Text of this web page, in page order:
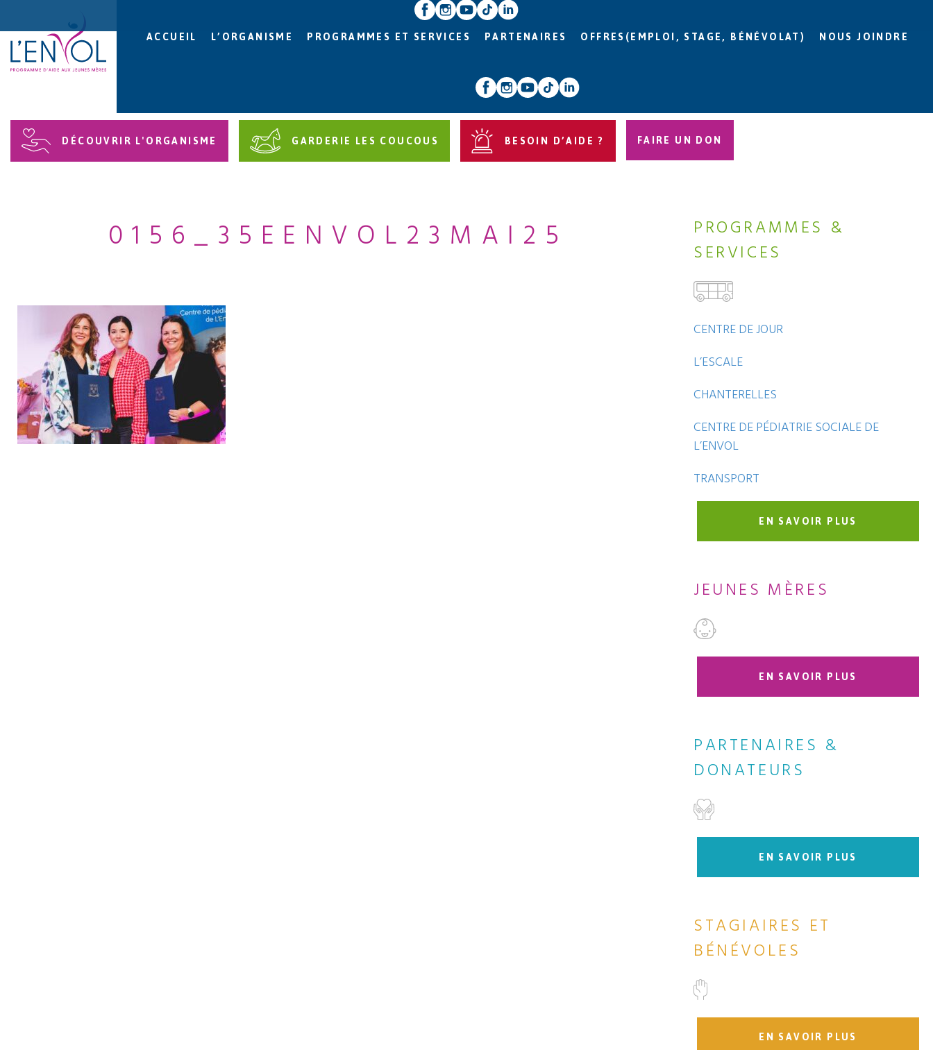
ACCUEIL L’ORGANISME PROGRAMMES ET SERVICES PARTENAIRES OFFRES(EMPLOI, STAGE, BÉNÉVOLAT) NOUS JOINDRE
DÉCOUVRIR L'ORGANISME GARDERIE LES COUCOUS BESOIN D’AIDE ? FAIRE UN DON
0156_35EENVOL23MAI25
PROGRAMMES &
SERVICES
CENTRE DE JOUR
L’ESCALE
CHANTERELLES
CENTRE DE PÉDIATRIE SOCIALE DE
L’ENVOL
TRANSPORT
EN SAVOIR PLUS
JEUNES MÈRES
EN SAVOIR PLUS
PARTENAIRES &
DONATEURS
EN SAVOIR PLUS
STAGIAIRES ET
BÉNÉVOLES
EN SAVOIR PLUS